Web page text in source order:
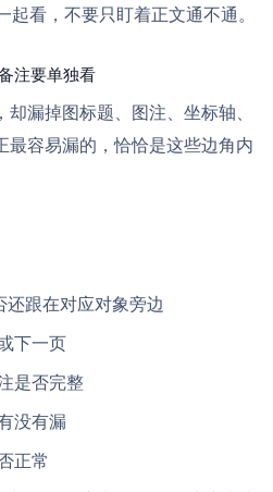
起看，不要只盯着正文通不通。
注要单独看
漏掉图标题、图注、坐标轴、
最容易漏的，恰恰是这些边角内
跟在对应对象旁边
下一页
是否完整
没有漏
正常